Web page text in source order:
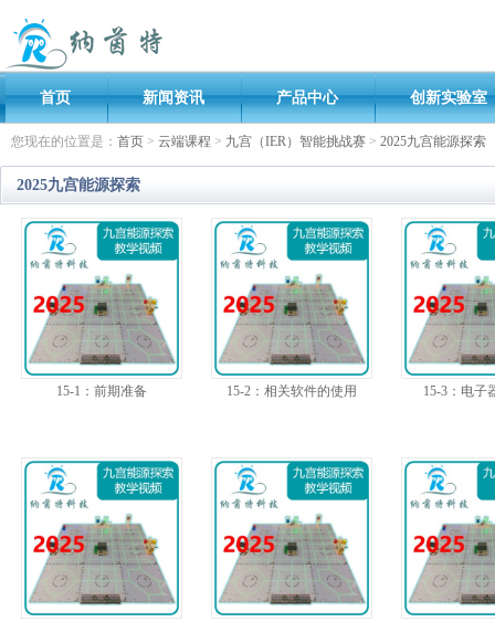
首页 新闻资讯 产品中心 创新实验室
您现在的位置是： 首页 > 云端课程 > 九宫（IER）智能挑战赛 > 2025九宫能源探索
2025九宫能源探索
15-1：前期准备 15-2：相关软件的使用 15-3：电子